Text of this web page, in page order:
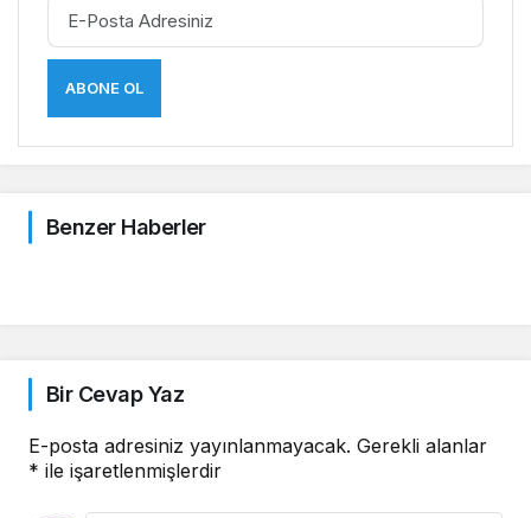
ABONE OL
Benzer Haberler
Çayeli Haberleri
3 ay önce
Yoğun İlgi
Çayeli Haberleri
Bir Cevap Yaz
E-posta adresiniz yayınlanmayacak. Gerekli alanlar
* ile işaretlenmişlerdir